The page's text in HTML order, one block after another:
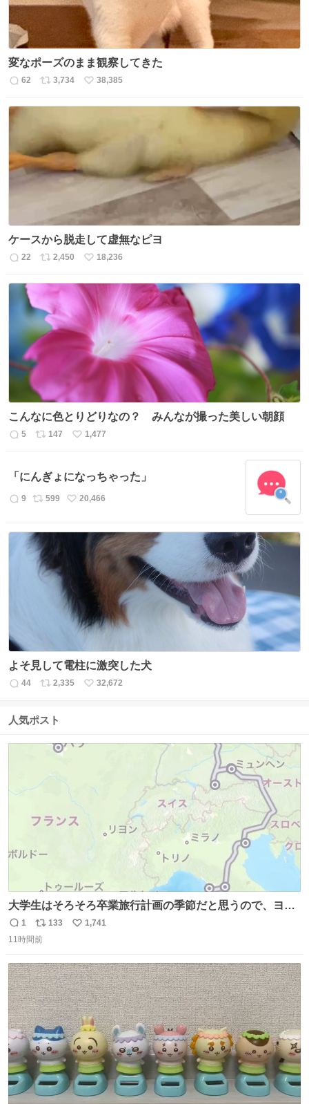
変なポーズのまま観察してきた
返
数
62
リ
数
3,734
い
38,385
ケースから脱走して虚無なピヨ
返
22
リ
ト
数
2,450
い
ね
数
18,236
こんなに色とりどりなの？ みんなが撮った美しい朝顔
返
数
5
リ
ス
ト
数
147
い
ね
数
1,477
「にんぎょになっちゃった」
返
数
9
リ
ス
ト
数
599
い
ね
20,466
よそ見して電柱に激突した犬
返
数
44
リ
ス
数
2,335
い
32,672
人気ポスト
大学生はそろそろ卒業旅行計画の季節だと思うので、ヨー
ロッパ🇪🇺主要国を縦断できるおすすめルートをシェア！
•以下の国をほぼユーレイルパス(EU内電車乗り放題チケッ
🇧🇪 オランダ🇳🇱 ドイツ🇩🇪 イタリア🇮🇹
返
信
1
リ
ポ
ト
数
133
い
数
1,741
11時間前